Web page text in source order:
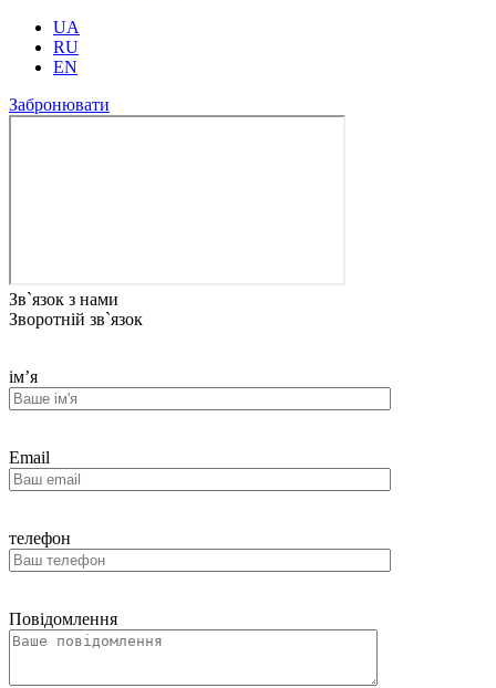
UA
RU
EN
Забронювати
Зв`язок з нами
Зворотній зв`язок
ім’я
Email
телефон
Повідомлення